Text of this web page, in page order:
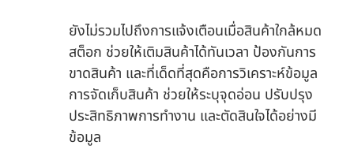
ยังไม่รวมไปถึงการแจ้งเตือนเมื่อสินค้าใกล้หมด
สต็อก ช่วยให้เติมสินค้าได้ทันเวลา ป้องกันการ
ขาดสินค้า และที่เด็ดที่สุดคือการวิเคราะห์ข้อมูล
การจัดเก็บสินค้า ช่วยให้ระบุจุดอ่อน ปรับปรุง
ประสิทธิภาพการทำงาน และตัดสินใจได้อย่างมี
ข้อมูล